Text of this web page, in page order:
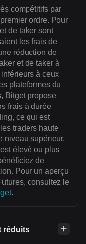
compétitifs par
ordre. Pour
de taker sont
les frais de
réduction de
et de taker à
à ceux
plateformes du
Bitget propose
frais à durée
ce qui est
traders haute
niveau supérieur.
élevé ou plus
de
Pour un aperçu
consultez le
.
réduits